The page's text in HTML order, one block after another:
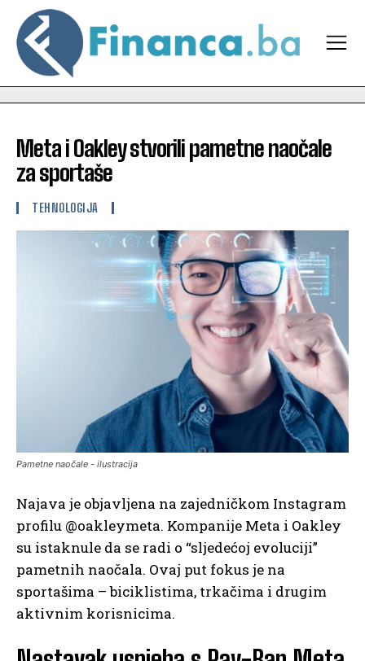
Meta i Oakley stvorili pametne naočale
za sportaše
TEHNOLOGIJA
Pametne naočale - ilustracija
Najava je objavljena na zajedničkom Instagram
profilu @oakleymeta. Kompanije Meta i Oakley
su istaknule da se radi o “sljedećoj evoluciji”
pametnih naočala. Ovaj put fokus je na
sportašima – biciklistima, trkačima i drugim
aktivnim korisnicima.